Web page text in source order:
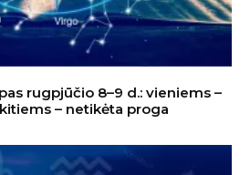
rugpjūčio 8–9 d.: vieniems –
– netikėta proga